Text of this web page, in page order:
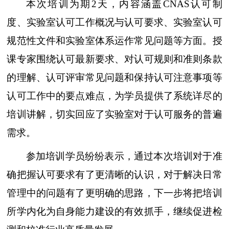
本次培训为期2天，内容涵盖CNAS认可制
度、实验室认可工作概况与认可要求、实验室认可
规范性文件和实验室体系运作常见问题等方面。授
课专家围绕认可最新要求、对认可规则和准则条款
的理解、认可评审常见问题和保持认可注意事项等
认可工作中的要点难点，为学员提供了系统详尽的
培训讲解，切实回应了实验室对于认可服务的普遍
需求。
参加培训学员纷纷表示，通过本次培训对于准
确把握认可要求有了更清晰的认识，对于解决日常
管理中的问题有了更明确的思路，下一步将把培训
所学内化为自身能力建设的有效抓手，继续促进检